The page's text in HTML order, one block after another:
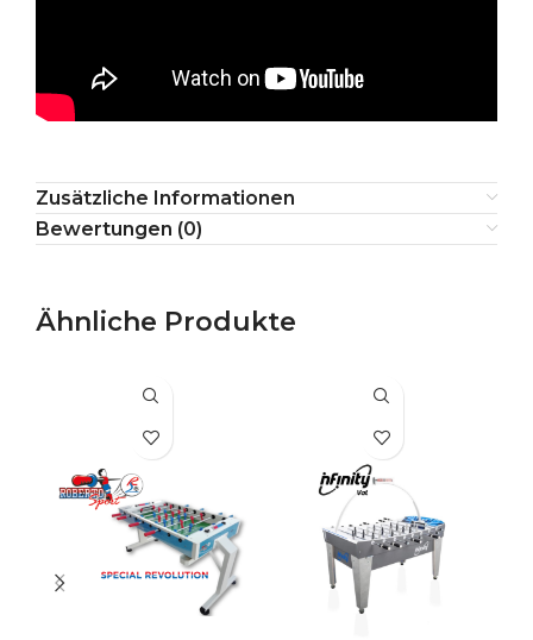
Zusätzliche Informationen
Bewertungen (0)
Ähnliche Produkte